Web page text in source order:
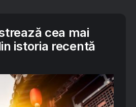
cea mai
istoria recentă